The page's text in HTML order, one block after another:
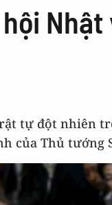
tự đột nhiên
của Thủ tướng